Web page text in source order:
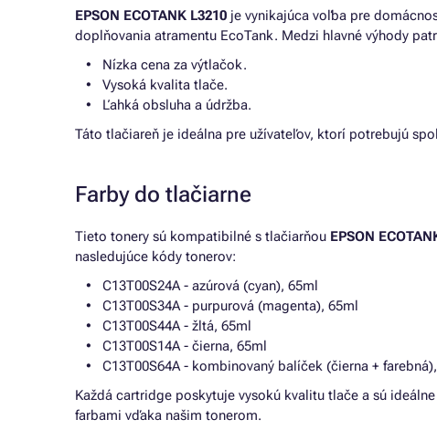
EPSON ECOTANK L3210 je vynikajúca voľba pre
doplňovania atramentu EcoTank. Medzi hlavné výhody
Nízka cena za výtlačok.
Vysoká kvalita tlače.
Ľahká obsluha a údržba.
Táto tlačiareň je ideálna pre užívateľov, ktorí potrebujú
Farby do tlačiarne
Tieto tonery sú kompatibilné s tlačiarňou EPSON
nasledujúce kódy tonerov:
C13T00S24A - azúrová (cyan), 65ml
C13T00S34A - purpurová (magenta), 65ml
C13T00S44A - žltá, 65ml
C13T00S14A - čierna, 65ml
C13T00S64A - kombinovaný balíček (čierna +
Každá cartridge poskytuje vysokú kvalitu tlače a sú
farbami vďaka našim tonerom.